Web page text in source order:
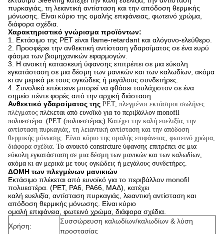
πυρκαγιάς, τη λειαντική αντίσταση και την απόδοση θερμικής
μόνωσης. Είναι κύριο της ομαλής επιφάνειας, φωτεινό χρώμα,
διάφορα σχέδια.
Χαρακτηριστικό γνώρισμα προϊόντων:
1. Εκτάσιμο της PET είναι flame-retardant και αλόγονο-ελεύθερο.
2. Προσφέρει την ανθεκτική αντίσταση γδαρσίματος σε ένα ευρύ
φάσμα των βιομηχανικών εφαρμογών.
3. Η ανοικτή κατασκευή ύφανσης επιτρέπει σε μια εύκολη
εγκατάσταση σε μια δέσμη των μανικών και των καλωδίων, ακόμα
κι αν μερικά με τους ογκώδεις ή μεγάλους συνδετήρες.
4. Συνολικά επέκτεινε μπορεί να φθάσει τουλάχιστον σε ένα
σημείο πέντε φορές από την αρχική διάσταση
Ανθεκτικό γδαρσίματος της PET, πλεγμένοι εκτάσιμοι σωλήνες
πλέγματος πλέκεται από ευνοϊκό για το περιβάλλον monofil
πολυεστέρα. (PET (πολυεστέρας) Κατέχει την καλή ευελιξία, την
αντίσταση πυρκαγιάς, τη λειαντική αντίσταση και την απόδοση
θερμικής μόνωσης. Είναι κύριο της ομαλής επιφάνειας, φωτεινό χρώμα,
διάφορα σχέδια. Το ανοικτό constrcture ύφανσης επιτρέπει σε μια
εύκολη εγκατάσταση σε μια δέσμη των μανικών και των καλωδίων,
ακόμα κι αν μερικά με τους ογκώδεις ή μεγάλους συνδετήρες.
ΔΟΜΗ των πλεγμένων μανικιών
Εκτάσιμο πλέκεται από ευνοϊκό για το περιβάλλον monofil
πολυεστέρα. (PET, PA6, PA66, ΜΑΔ), κατέχει
καλή ευελιξία, αντίσταση πυρκαγιάς, λειαντική αντίσταση και
απόδοση θερμικής μόνωσης. Είναι κύριο
ομαλή επιφάνεια, φωτεινό χρώμα, διάφορα σχέδια.
Χρήση:
Συσσώρευση καλωδίων/καλωδίων & λύση
προστασίας